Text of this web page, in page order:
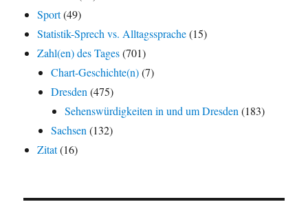
Sport(49)
Statistik-Sprech vs. Alltagssprache(15)
Zahl(en) des Tages(701)
Chart-Geschichte(n)(7)
Dresden (475)
Sehenswürdigkeiten in und um Dresden (183)
Sachsen (132)
Zitat(16)